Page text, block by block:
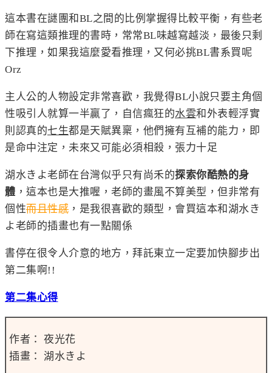
這本書在謎團和BL之間的比例掌握得比較平衡，有些老
師在寫這類推理的書時，常常BL味越寫越淡，最後只剩
下推理，如果我這麼愛看推理，又何必挑BL書系買呢
Orz
主人公的人物設定非常喜歡，我覺得BL小說只要主角個
性吸引人就算一半贏了，自信瘋狂的水雲和外表輕浮實
則認真的七生都是天賦異稟，他們擁有互補的能力，即
是命中注定，未來又可能必須相殺，張力十足
湖水きよ老師在台灣似乎只有尚禾的探索你酷熱的身
體 ，這本也是大推喔，老師的畫風不算美型，但非常有
個性而且性感 ，是我很喜歡的類型，會買這本和湖水き
よ老師的插畫也有一點關係
書停在很令人介意的地方，拜託東立一定要加快腳步出
第二集啊!!
第二集心得
作者： 夜光花
插畫： 湖水きよ